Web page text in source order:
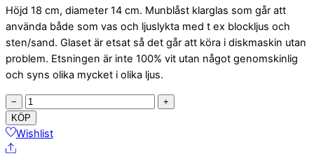
Höjd 18 cm, diameter 14 cm. Munblåst klarglas som går att
använda både som vas och ljuslykta med t ex blockljus och
sten/sand. Glaset är etsat så det går att köra i diskmaskin utan
problem. Etsningen är inte 100% vit utan något genomskinlig
och syns olika mycket i olika ljus.
−
Vas/ljuslykta
australian
cattledog
+
KÖP
Wishlist
Share